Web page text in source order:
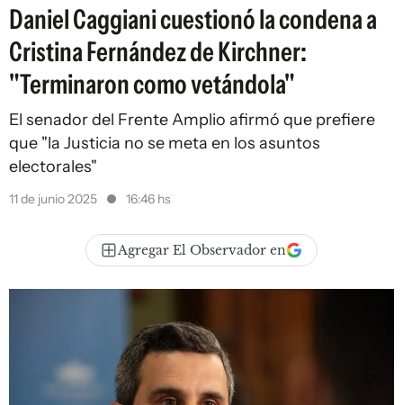
Daniel Caggiani cuestionó la condena a
Cristina Fernández de Kirchner:
"Terminaron como vetándola"
El senador del Frente Amplio afirmó que prefiere
que "la Justicia no se meta en los asuntos
electorales"
11 de junio 2025 16:46 hs
Agregar El Observador en